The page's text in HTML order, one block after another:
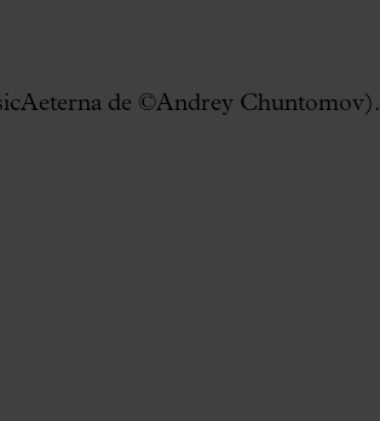
de ©Andrey Chuntomov).